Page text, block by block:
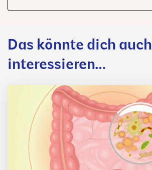
Das könnte dich auch
interessieren…